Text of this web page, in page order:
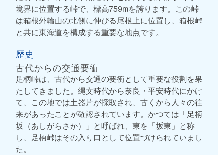
境界に位置する峠で、標高759mを誇ります。この峠
は箱根外輪山の北側に伸びる尾根上に位置し、箱根峠
と共に東海道を構成する重要な地点です。
歴史
古代からの交通要衝
足柄峠は、古代から交通の要衝として重要な役割を果
たしてきました。縄文時代から奈良・平安時代にかけ
て、この地では土器片が採取され、古くから人々の往
来があったことが確認されています。かつては「足柄
坂（あしがらさか）」と呼ばれ、東を「坂東」と称
し、足柄峠はその入り口として位置づけられていまし
た。